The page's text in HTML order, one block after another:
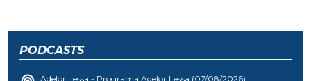
PODCASTS
Adelor Lessa - Programa Adelor Lessa (07/08/2026)